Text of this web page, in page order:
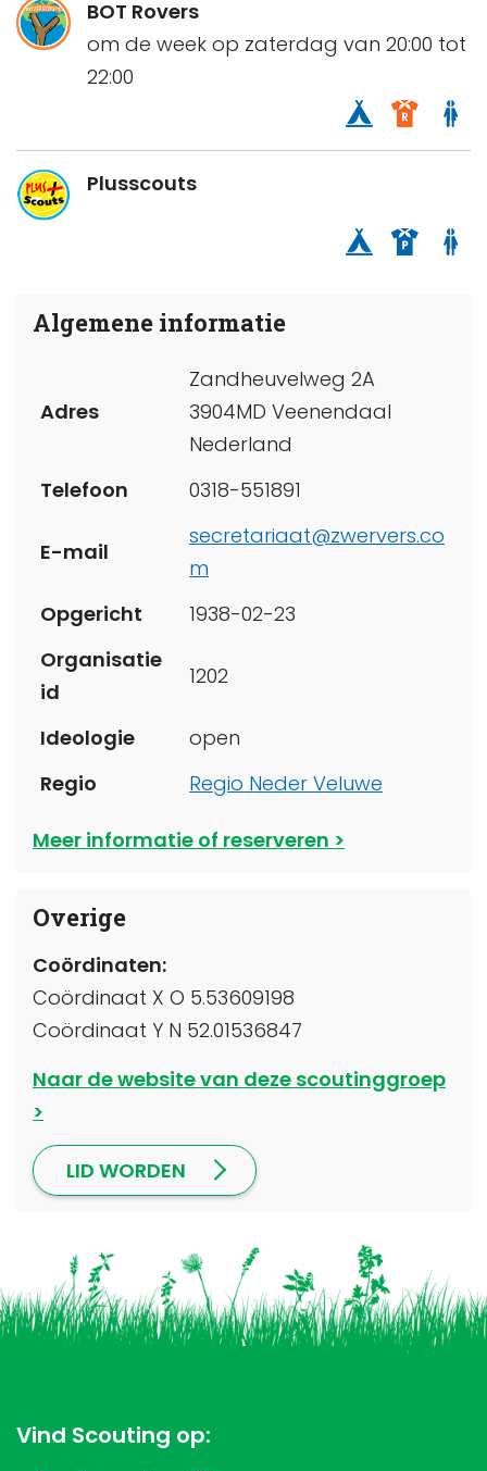
BOT Rovers
om de week op zaterdag van 20:00 tot
22:00
Plusscouts
Algemene informatie
Adres
Zandheuvelweg 2A
3904MD Veenendaal
Nederland
Telefoon
0318-551891
E-mail
secretariaat@zwervers.co
m
Opgericht
1938-02-23
Organisatie
id
1202
Ideologie
open
Regio
Regio Neder Veluwe
Meer informatie of reserveren
Overige
Coördinaten:
Coördinaat X O 5.53609198
Coördinaat Y N 52.01536847
Naar de website van deze scoutinggroep
LID WORDEN
Vind Scouting op: